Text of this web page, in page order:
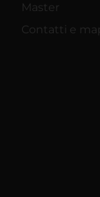
Master
Contatti e